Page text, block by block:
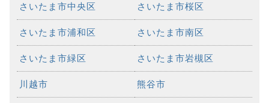
さいたま市中央区 さいたま市桜区
さいたま市浦和区 さいたま市南区
さいたま市緑区 さいたま市岩槻区
川越市 熊谷市